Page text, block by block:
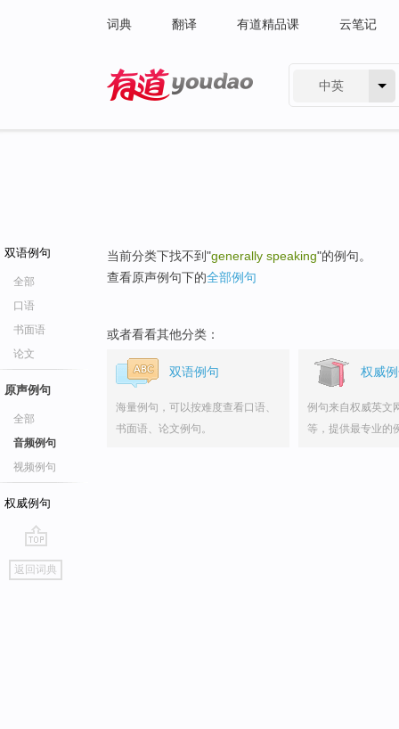
词典 翻译 有道精品课 云笔记
中英
双语例句
全部
口语
书面语
论文
原声例句
全部
音频例句
视频例句
权威例句
go
top
返回词典
当前分类下找不到"generally speaking"的例句。
查看原声例句下的全部例句
或者看看其他分类：
双语例句
海量例句，可以按难度查看口语、
书面语、论文例句。
权威
例句来自权威英文
等，提供最专业的